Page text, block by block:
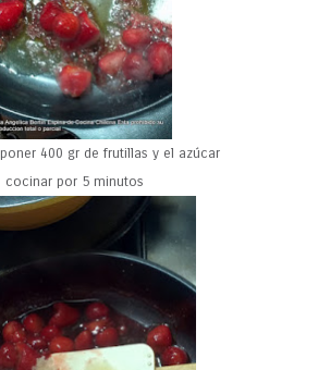
400 gr de frutillas y el azúcar
cocinar por 5 minutos